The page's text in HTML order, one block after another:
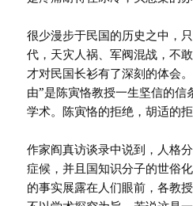
很少漫步于民国的历史之中，
代，天灾人祸、军阀混战，不
才对民国长衫有了深刻的体会
由”是陈寅恪教授一生坚信的
学术。陈寅恪的拒绝，胡适的
作家阎真访谈录中说到，人格
症候，并且国知识分子的世俗
的事实展露在人们眼前，各教